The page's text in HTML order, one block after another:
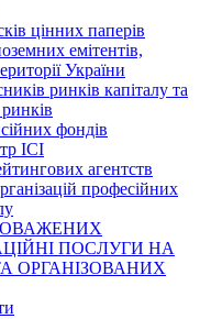
цінних паперів
емітентів,
України
ринків капіталу та
фондів
ІСІ
агентств
професійних
ПОСЛУГИ НА
ОРГАНІЗОВАНИХ